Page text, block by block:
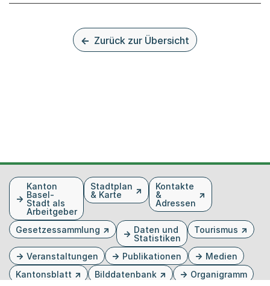
Zurück zur Übersicht
FusszeileKanton
Basel-
Stadt als
Arbeitgeber
Stadtplan
& Karte
Kontakte
&
Adressen
Gesetzessammlung
Daten und
Statistiken
Tourismus
Veranstaltungen Publikationen
Medien
Kantonsblatt
Bilddatenbank Organigramm